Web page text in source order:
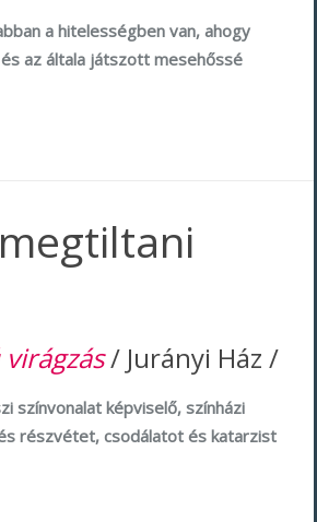
a hitelességben van, ahogy
az általa játszott mesehőssé
/ Jurányi Ház /
színvonalat képviselő, színházi
részvétet, csodálatot és katarzist